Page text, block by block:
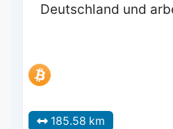
Deutschland und
185.58 km